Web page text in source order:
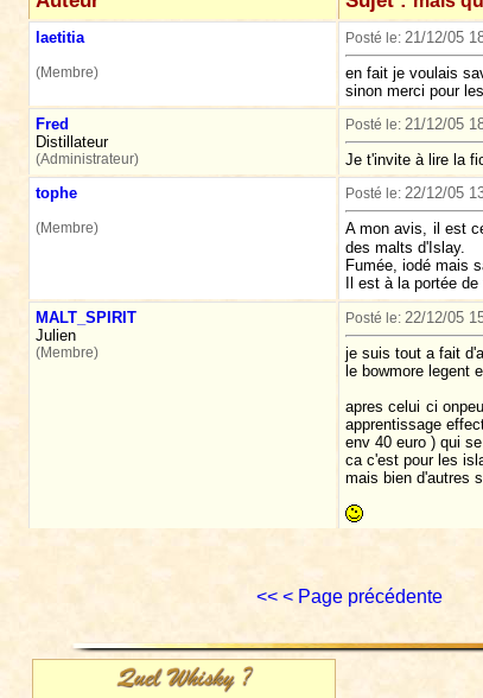
laetitia
(Membre)
Posté le: 21/12/05
en fait je voulais
sinon merci pour
Fred
Distillateur
(Administrateur)
Posté le: 21/12/05
Je t'invite à lire la
tophe
(Membre)
Posté le: 22/12/05
A mon avis, il est
des malts d'Islay.
Fumée, iodé mais
Il est à la portée
MALT_SPIRIT
Julien
(Membre)
Posté le: 22/12/05
je suis tout a fait
le bowmore legent
apres celui ci
apprentissage
env 40 euro ) qui
ca c'est pour les
mais bien d'autres
<< < Page précédente